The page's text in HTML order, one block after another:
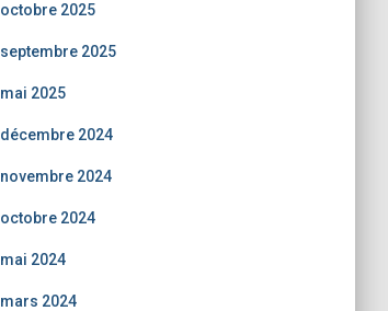
octobre 2025
septembre 2025
mai 2025
décembre 2024
novembre 2024
octobre 2024
mai 2024
mars 2024